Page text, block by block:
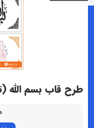
طرح قاب بسم الله